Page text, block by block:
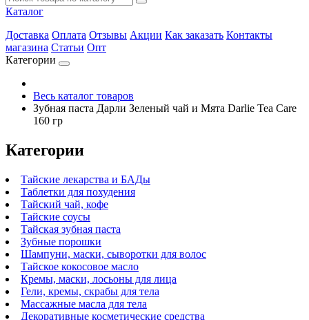
Каталог
Доставка Оплата Отзывы Акции Как заказать Контакты
магазина Статьи Опт
Категории
Весь каталог товаров
Зубная паста Дарли Зеленый чай и Мята Darlie Tea Care
160 гр
Категории
Тайские лекарства и БАДы
Таблетки для похудения
Тайский чай, кофе
Тайские соусы
Тайская зубная паста
Зубные порошки
Шампуни, маски, сыворотки для волос
Тайское кокосовое масло
Кремы, маски, лосьоны для лица
Гели, кремы, скрабы для тела
Массажные масла для тела
Декоративные косметические средства